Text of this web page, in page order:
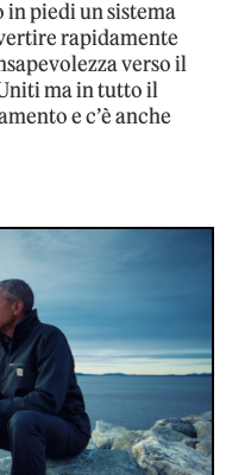
in piedi un sistema
rapidamente
verso il
ma in tutto il
e c’è anche